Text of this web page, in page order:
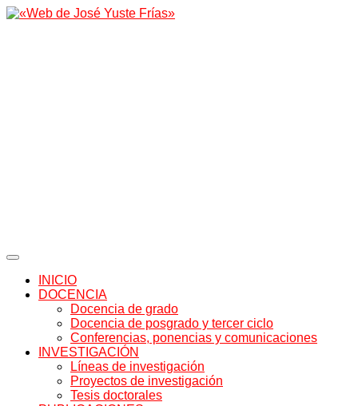
INICIO
DOCENCIA
Docencia de grado
Docencia de posgrado y tercer ciclo
Conferencias, ponencias y comunicaciones
INVESTIGACIÓN
Líneas de investigación
Proyectos de investigación
Tesis doctorales